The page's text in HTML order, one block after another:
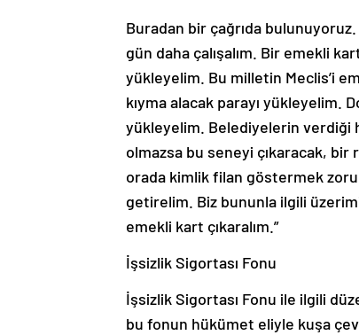
Buradan bir çağrıda
gün daha çalışalım. Bir emekli
yükleyelim. Bu milletin Meclis’i
kıyma alacak parayı yükleyelim.
yükleyelim. Belediyelerin verdiği
olmazsa bu seneyi çıkaracak, bir
orada kimlik filan göstermek
getirelim. Biz bununla ilgili
emekli kart çıkaralım.”
İşsizlik Sigortası Fonu
İşsizlik Sigortası Fonu ile ilgili
bu fonun hükümet eliyle kuşa